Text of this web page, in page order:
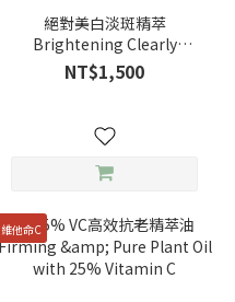
絕對美白淡斑精萃
Brightening Clearly
Emulsion
NT$1,500
維他命C